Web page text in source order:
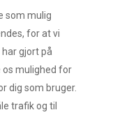
som mulig
for at vi
gjort på
os mulighed for
dig som bruger.
trafik og til